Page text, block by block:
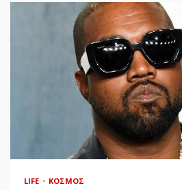
LIFE ΚΌΣΜΟΣ